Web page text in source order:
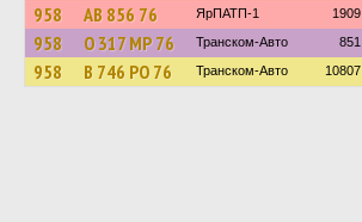
958 АВ 856 76 ЯрПАТП-1 1909
958 О 317 МР 76 Транском-Авто 851
958 В 746 РО 76 Транском-Авто 10807